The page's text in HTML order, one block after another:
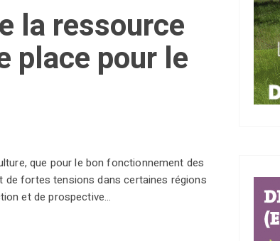
la ressource
place pour le
que pour le bon fonctionnement des
de fortes tensions dans certaines régions
et de prospective…